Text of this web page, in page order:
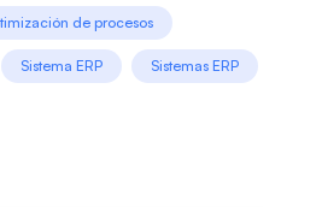
de procesos
Sistema ERP Sistemas ERP